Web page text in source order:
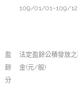
109/01/01~109/
盈
餘
分
法定盈餘公積發放
金(元/股)